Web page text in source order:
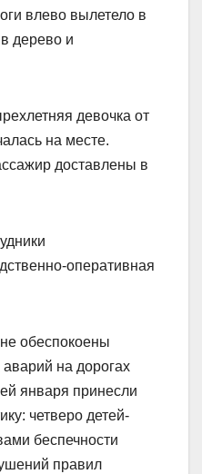
влево вылетело в
дерево и
девочка от
на месте.
доставлены в
оперативная
обеспокоены
на дорогах
января принесли
четверо детей-
беспечности
правил